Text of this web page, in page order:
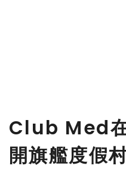
Club Med
開旗艦度假